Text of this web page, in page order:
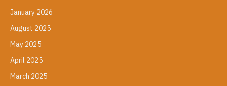
January 2026
August 2025
May 2025
April 2025
March 2025